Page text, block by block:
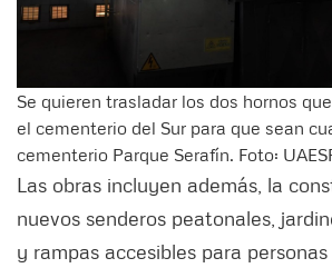
Se quieren trasladar los dos hornos
el cementerio del Sur para que sean
cementerio Parque Serafín. Foto:
Las obras incluyen además, la
nuevos senderos peatonales,
y rampas accesibles para